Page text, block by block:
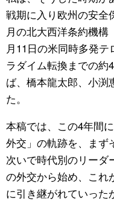
戦期に入り欧州の安全
月の北大西洋条約機構
月11日の米同時多発
ラダイム転換までの約
ば、橋本龍太郎、小渕
た。
本稿では、この4年間
外交」の軌跡を、まず
次いで時代別のリーダ
の外交から始め、これ
に引き継がれていった